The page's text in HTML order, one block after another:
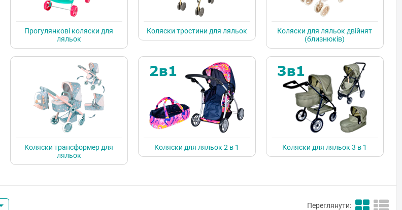
Прогулянкові коляски для
ляльок
Коляски тростини для ляльок
Коляски для ляльок двійнят
(близнюків)
Коляски трансформер для
ляльок
Коляски для ляльок 2 в 1 Коляски для ляльок 3 в 1
Переглянути: